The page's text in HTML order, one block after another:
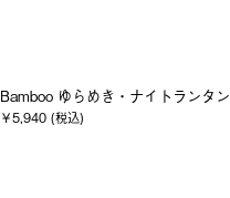
Bamboo ゆらめき・ナイトランタン
￥5,940 (税込)